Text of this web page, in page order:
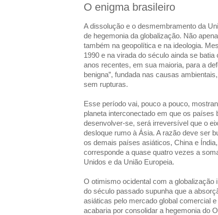
O enigma brasileiro
A dissolução e o desmembramento da
de hegemonia da globalização. Não
também na geopolítica e na ideologia.
1990 e na virada do século ainda se
anos recentes, em sua maioria, para a
benigna”, fundada nas causas
sem rupturas.
Esse período vai, pouco a pouco,
planeta interconectado em que os
desenvolver-se, será irreversível que o
desloque rumo à Ásia. A razão deve ser
os demais países asiáticos, China e
corresponde a quase quatro vezes a
Unidos e da União Europeia.
O otimismo ocidental com a globalização
do século passado supunha que a
asiáticas pelo mercado global comercial
acabaria por consolidar a hegemonia do